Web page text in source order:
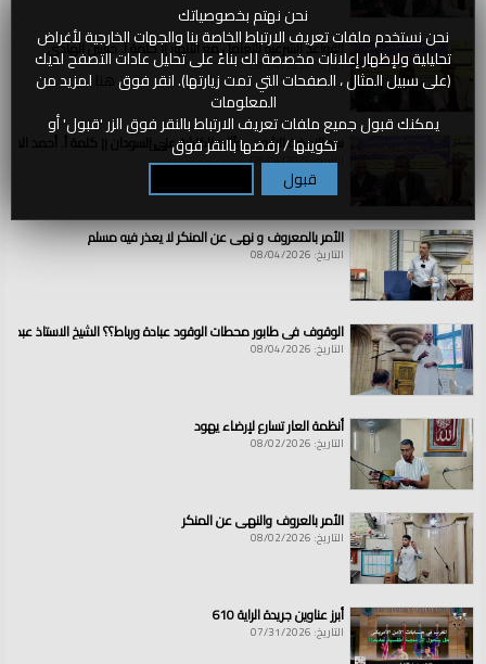
نحن نهتم بخصوصياتك
نحن نستخدم ملفات تعريف الارتباط الخاصة بنا والجهات الخارجية لأغراض
تحليلية ولإظهار إعلانات مخصصة لك بناءً على تحليل عادات التصفح لديك
(على سبيل المثال ، الصفحات التي تمت زيارتها). انقر فوق لمزيد من
المعلومات
يمكنك قبول جميع ملفات تعريف الارتباط بالنقر فوق الزر 'قبول' أو
تكوينها / رفضها بالنقر فوق
قبول
القواعد الشرعية للتعامل مع الأنهار || كلمة أ. حسين الهادي
التاريخ: 08/04/2026
سد النهضة الاثيوبي وآثاره الكارثية على السودان || كلمة أ. أحمد
التاريخ: 08/04/2026
الأمر بالمعروف و نهي عن المنكر لا يعذر فيه مسلم
التاريخ: 08/04/2026
الوقوف في طابور محطات الوقود عبادة ورباط؟؟ الشيخ الاستاذ عبد
التاريخ: 08/04/2026
أنظمة العار تسارع لإرضاء يهود
التاريخ: 08/02/2026
الأمر بالعروف والنهي عن المنكر
التاريخ: 08/02/2026
أبرز عناوين جريدة الراية 610
التاريخ: 07/31/2026